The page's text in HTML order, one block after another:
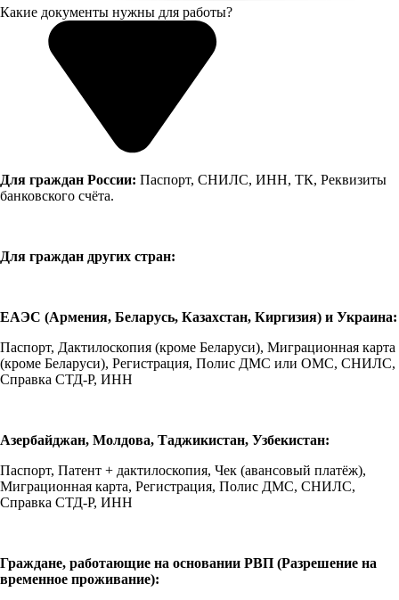
Какие документы нужны для работы?
Для граждан России: Паспорт, СНИЛС, ИНН, ТК, Реквизиты
банковского счёта.
Для граждан других стран:
ЕАЭС (Армения, Беларусь, Казахстан, Киргизия) и Украина:
Паспорт, Дактилоскопия (кроме Беларуси), Миграционная карта
(кроме Беларуси), Регистрация, Полис ДМС или ОМС, СНИЛС,
Справка СТД-Р, ИНН
Азербайджан, Молдова, Таджикистан, Узбекистан:
Паспорт, Патент + дактилоскопия, Чек (авансовый платёж),
Миграционная карта, Регистрация, Полис ДМС, СНИЛС,
Справка СТД-Р, ИНН
Граждане, работающие на основании РВП (Разрешение на
временное проживание):